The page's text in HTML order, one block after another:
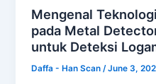
Mengenal
pada Metal
untuk Deteksi
Daffa - Han Scan /June 3,